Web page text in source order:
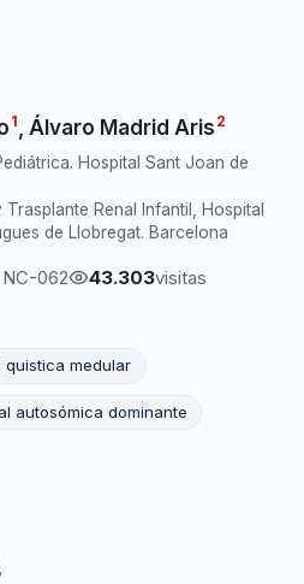
1 Álvaro Madrid Aris 2
Hospital Sant Joan de
Renal Infantil, Hospital
de Llobregat. Barcelona
NC-062 43.303visitas
quistica medular
autosómica dominante